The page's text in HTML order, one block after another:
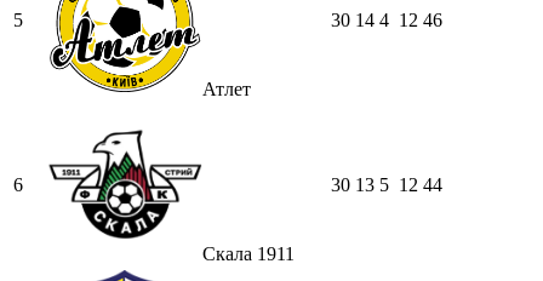
5
Атлет
30 14 4 12 46
6
Скала 1911
30 13 5 12 44